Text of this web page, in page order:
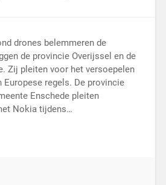
drones belemmeren de
de provincie Overijssel en de
Zij pleiten voor het versoepelen
regels. De provincie
Enschede pleiten
Nokia tijdens…